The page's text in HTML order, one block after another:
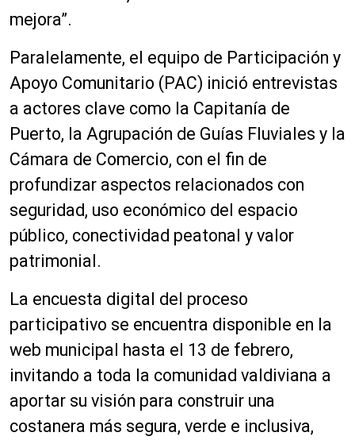
mejora”.
Paralelamente, el equipo de Participación y
Apoyo Comunitario (PAC) inició entrevistas
a actores clave como la Capitanía de
Puerto, la Agrupación de Guías Fluviales y la
Cámara de Comercio, con el fin de
profundizar aspectos relacionados con
seguridad, uso económico del espacio
público, conectividad peatonal y valor
patrimonial.
La encuesta digital del proceso
participativo se encuentra disponible en la
web municipal hasta el 13 de febrero,
invitando a toda la comunidad valdiviana a
aportar su visión para construir una
costanera más segura, verde e inclusiva,